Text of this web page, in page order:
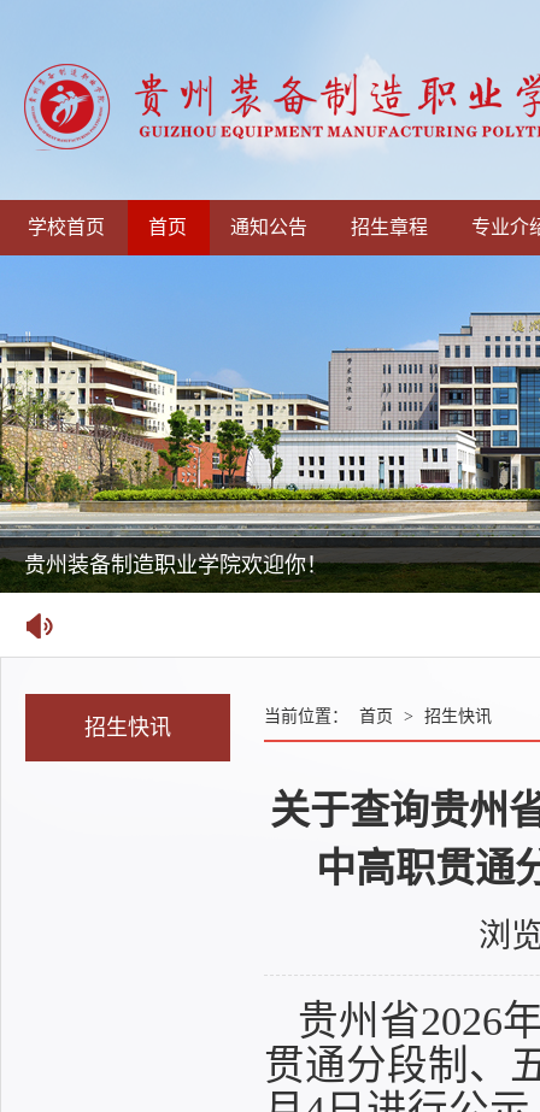
学校首页 首页 通知公告 招生章程 专业介
贵州装备制造职业学院欢迎你！
招生快讯 当前位置： 首页 > 招生快讯
关于查询贵州
中高职贯通
浏
贵州省2026
贯通分段制、